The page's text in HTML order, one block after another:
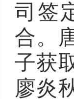
司签
合。
子获
廖炎